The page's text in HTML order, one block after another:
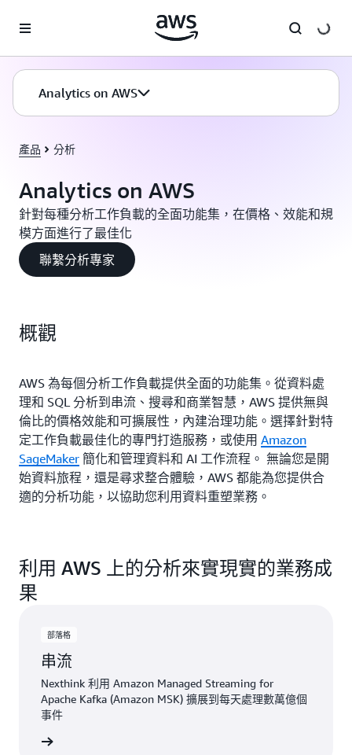
Analytics on AWS
產品 分析
Analytics on AWS
針對每種分析工作負載的全面功能集，在價格、效能和規
模方面進行了最佳化
聯繫分析專家
概觀
AWS 為每個分析工作負載提供全面的功能集。從資料處
理和 SQL 分析到串流、搜尋和商業智慧，AWS 提供無與
倫比的價格效能和可擴展性，內建治理功能。選擇針對特
定工作負載最佳化的專門打造服務，或使用 Amazon
SageMaker 簡化和管理資料和 AI 工作流程。 無論您是開
始資料旅程，還是尋求整合體驗，AWS 都能為您提供合
適的分析功能，以協助您利用資料重塑業務。
利用 AWS 上的分析來實現實的業務成
果
部落格
串流
Nexthink 利用 Amazon Managed Streaming for
Apache Kafka (Amazon MSK) 擴展到每天處理數萬億個
事件